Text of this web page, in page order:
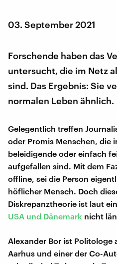
03. September 2021
Forschende haben das
untersucht, die im Netz
sind. Das Ergebnis: Sie
normalen Leben ähnlich.
Gelegentlich treffen
oder Promis Menschen, die
beleidigende oder einfach
aufgefallen sind. Mit dem
offline, sei die Person
höflicher Mensch. Doch
Diskrepanztheorie ist laut
USA und Dänemark nicht
Alexander Bor ist Politologe
Aarhus und einer der Co-